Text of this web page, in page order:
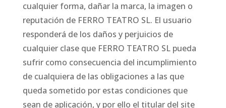
cualquier forma, dañar la marca, la imagen o
reputación de FERRO TEATRO SL. El usuario
responderá de los daños y perjuicios de
cualquier clase que FERRO TEATRO SL pueda
sufrir como consecuencia del incumplimiento
de cualquiera de las obligaciones a las que
queda sometido por estas condiciones que
sean de aplicación, y por ello el titular del site